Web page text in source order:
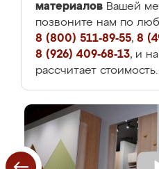
материалов Вашей
позвоните нам по
8 (800) 511-89-55, 8
8 (926) 409-68-13, и
рассчитает стоимость.